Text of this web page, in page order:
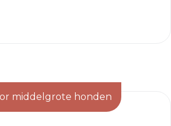
middelgrote honden